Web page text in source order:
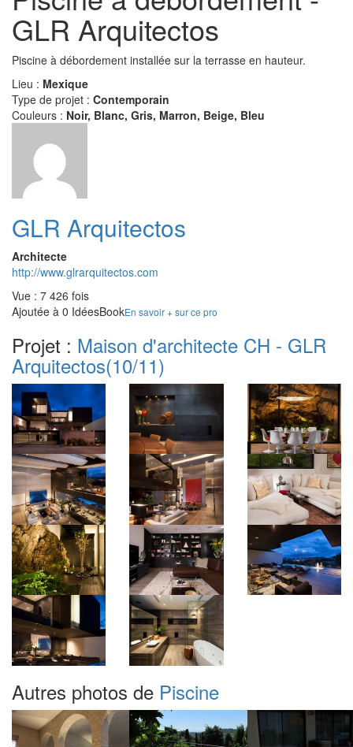
GLR Arquitectos
Piscine à débordement installée sur la terrasse en hauteur.
Lieu : Mexique
Type de projet : Contemporain
Couleurs : Noir, Blanc, Gris, Marron, Beige, Bleu
GLR Arquitectos
Architecte
http://www.glrarquitectos.com
Vue : 7 426 fois
Ajoutée à 0 IdéesBookEn savoir + sur ce pro
Projet : Maison d'architecte CH - GLR
Arquitectos(10/11)
Autres photos de Piscine